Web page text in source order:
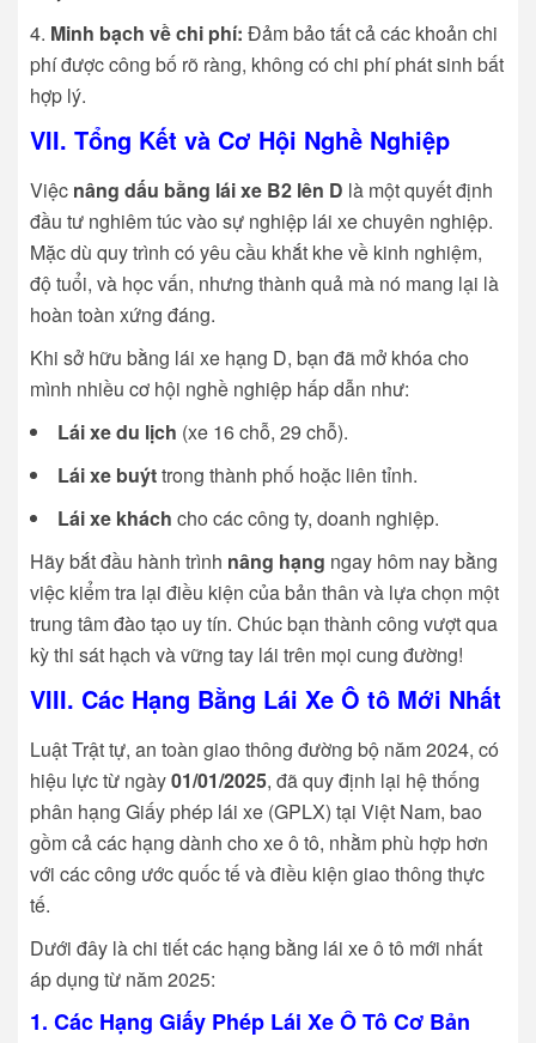
Minh bạch về chi phí: Đảm bảo tất cả các khoản chi
phí được công bố rõ ràng, không có chi phí phát sinh bất
hợp lý.
VII. Tổng Kết và Cơ Hội Nghề Nghiệp
Việc nâng dấu bằng lái xe B2 lên D là một quyết định
đầu tư nghiêm túc vào sự nghiệp lái xe chuyên nghiệp.
Mặc dù quy trình có yêu cầu khắt khe về kinh nghiệm,
độ tuổi, và học vấn, nhưng thành quả mà nó mang lại là
hoàn toàn xứng đáng.
Khi sở hữu bằng lái xe hạng D, bạn đã mở khóa cho
mình nhiều cơ hội nghề nghiệp hấp dẫn như:
Lái xe du lịch (xe 16 chỗ, 29 chỗ).
Lái xe buýttrong thành phố hoặc liên tỉnh.
Lái xe khách cho các công ty, doanh nghiệp.
Hãy bắt đầu hành trình nâng hạng ngay hôm nay bằng
việc kiểm tra lại điều kiện của bản thân và lựa chọn một
trung tâm đào tạo uy tín. Chúc bạn thành công vượt qua
kỳ thi sát hạch và vững tay lái trên mọi cung đường!
VIII. Các Hạng Bằng Lái Xe Ô tô Mới Nhất
Luật Trật tự, an toàn giao thông đường bộ năm 2024, có
hiệu lực từ ngày01/01/2025, đã quy định lại hệ thống
phân hạng Giấy phép lái xe (GPLX) tại Việt Nam, bao
gồm cả các hạng dành cho xe ô tô, nhằm phù hợp hơn
với các công ước quốc tế và điều kiện giao thông thực
tế.
Dưới đây là chi tiết các hạng bằng lái xe ô tô mới nhất
áp dụng từ năm 2025:
1. Các Hạng Giấy Phép Lái Xe Ô Tô Cơ Bản